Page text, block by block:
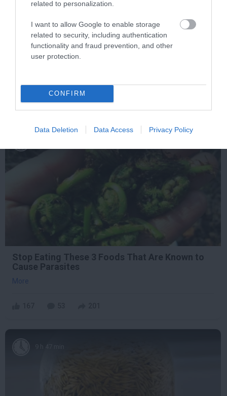
related to personalization.
I want to allow Google to enable storage
related to security, including authentication
functionality and fraud prevention, and other
user protection.
CONFIRM
Data Deletion Data Access Privacy Policy
Fungus Dries Up And Falls Off After The First
237 110 275
Stop Eating These 3 Foods That Are Known to
Cause Parasites
More